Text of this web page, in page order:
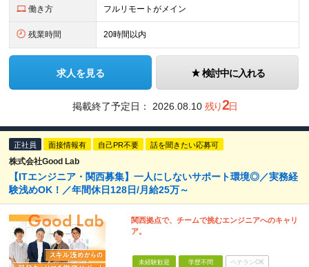
働き方 フルリモートがメイン
残業時間 20時間以内
求人を見る 検討中に入れる
掲載終了予定日： 2026.08.10 残り2日
正社員 面接情報有 自己PR不要 話を聞きたい応募可
株式会社Good Lab
【ITエンジニア・関西募集】一人にしないサポート環境◎／実務経
験浅めOK！／年間休日128日/月給25万～
関西拠点で、チームで挑むエンジニアへのキャリ
ア。
未経験歓迎 学歴不問 ベテランOK